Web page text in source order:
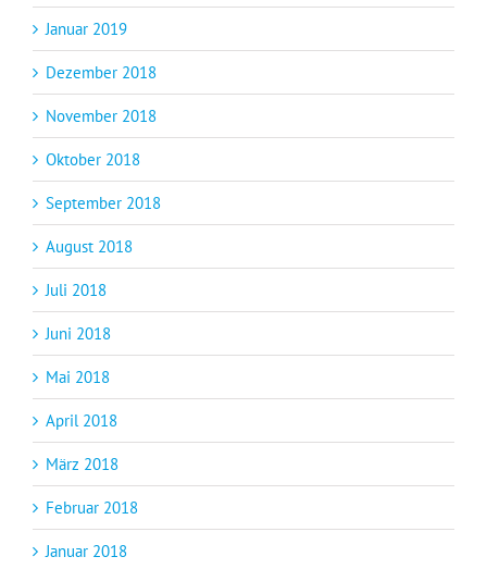
Januar 2019
Dezember 2018
November 2018
Oktober 2018
September 2018
August 2018
Juli 2018
Juni 2018
Mai 2018
April 2018
März 2018
Februar 2018
Januar 2018